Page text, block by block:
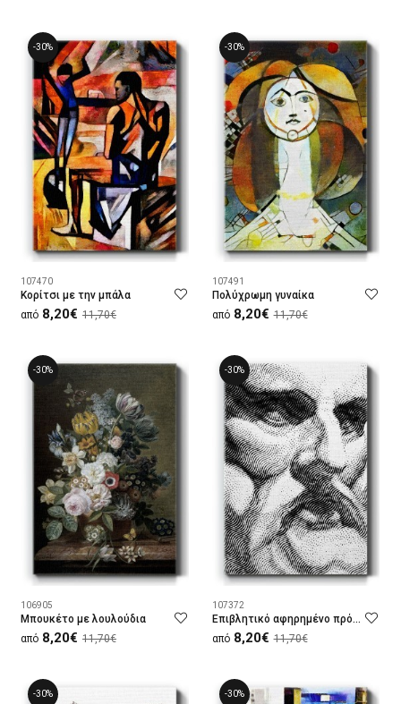
-30%
107470
Κορίτσι με την μπάλα
από 8,20€ 11,70€
-30%
107491
Πολύχρωμη γυναίκα
από 8,20€ 11,70€
-30%
106905
Μπουκέτο με λουλούδια
από 8,20€ 11,70€
-30%
107372
Επιβλητικό αφηρημένο πρόσωπο
από 8,20€ 11,70€
-30% -30%